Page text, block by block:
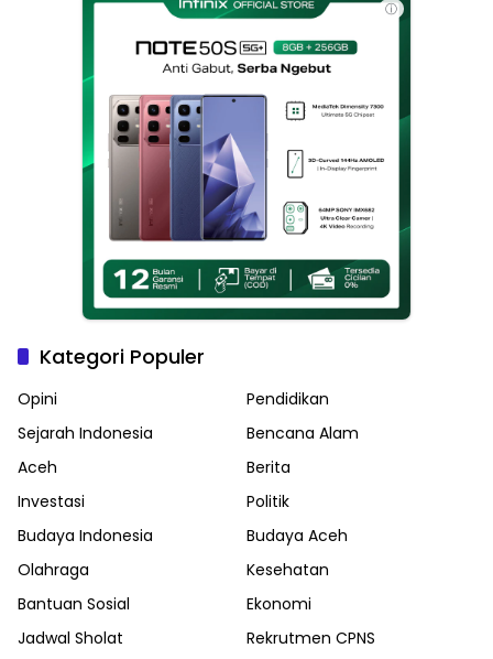
ⓘ
Kategori Populer
Opini
Pendidikan
Sejarah Indonesia
Bencana Alam
Aceh
Berita
Investasi
Politik
Budaya Indonesia
Budaya Aceh
Olahraga
Kesehatan
Bantuan Sosial
Ekonomi
Jadwal Sholat
Rekrutmen CPNS